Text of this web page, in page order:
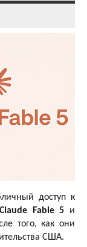
доступ к
Claude Fable 5 и
того, как они
США.